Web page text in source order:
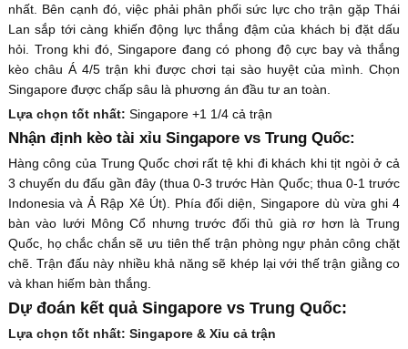
nhất. Bên cạnh đó, việc phải phân phối sức lực cho trận gặp Thái
Lan sắp tới càng khiến động lực thắng đậm của khách bị đặt dấu
hỏi. Trong khi đó, Singapore đang có phong độ cực bay và thắng
kèo châu Á 4/5 trận khi được chơi tại sào huyệt của mình. Chọn
Singapore được chấp sâu là phương án đầu tư an toàn.
Lựa chọn tốt nhất: Singapore +1 1/4 cả trận
Nhận định kèo tài xỉu Singapore vs Trung Quốc:
Hàng công của Trung Quốc chơi rất tệ khi đi khách khi tịt ngòi ở cả
3 chuyến du đấu gần đây (thua 0-3 trước Hàn Quốc; thua 0-1 trước
Indonesia và Ả Rập Xê Út). Phía đối diện, Singapore dù vừa ghi 4
bàn vào lưới Mông Cổ nhưng trước đối thủ già rơ hơn là Trung
Quốc, họ chắc chắn sẽ ưu tiên thế trận phòng ngự phản công chặt
chẽ. Trận đấu này nhiều khả năng sẽ khép lại với thế trận giằng co
và khan hiếm bàn thắng.
Dự đoán kết quả Singapore vs Trung Quốc:
Lựa chọn tốt nhất: Singapore & Xỉu cả trận